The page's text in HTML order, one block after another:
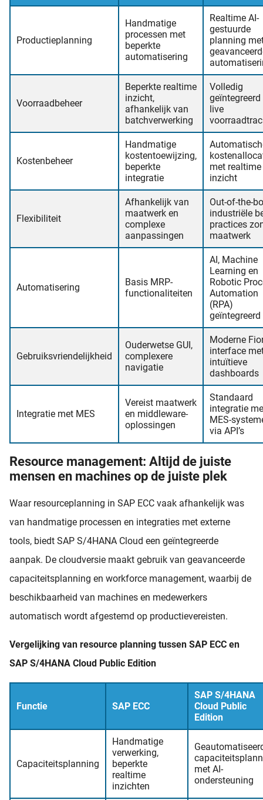
Productieplanning
Handmatige
processen met
beperkte
automatisering
Realtime AI-
gestuurde
planning
Voorraadbeheer
Beperkte realtime
inzicht,
afhankelijk van
batchverwerking
Volledig
live
Kostenbeheer
Handmatige
kostentoewijzing,
beperkte
integratie
met realtime
inzicht
Flexibiliteit
Afhankelijk van
maatwerk en
complexe
aanpassingen
Out-of-the-
industriële
practices
maatwerk
Automatisering
Basis MRP-
functionaliteiten
AI, Machine
Learning en
Robotic
Automation
(RPA)
geïntegreerd
Gebruiksvriendelijkheid
Ouderwetse GUI,
complexere
navigatie
Moderne
interface
intuïtieve
dashboards
Integratie met MES
Vereist maatwerk
en middleware-
oplossingen
Standaard
integratie
MES-
via API’s
Resource management: Altijd de juiste
mensen en machines op de juiste plek
Waar resourceplanning in SAP ECC vaak afhankelijk was
van handmatige processen en integraties met externe
tools, biedt SAP S/4HANA Cloud een geïntegreerde
aanpak. De cloudversie maakt gebruik van geavanceerde
capaciteitsplanning en workforce management, waarbij de
beschikbaarheid van machines en medewerkers
automatisch wordt afgestemd op productievereisten.
Vergelijking van resource planning tussen SAP ECC en
SAP S/4HANA Cloud Public Edition
Functie SAP ECC
SAP S/4HANA
Cloud Public
Edition
Capaciteitsplanning
Handmatige
verwerking,
beperkte
realtime
inzichten
met AI-
ondersteuning